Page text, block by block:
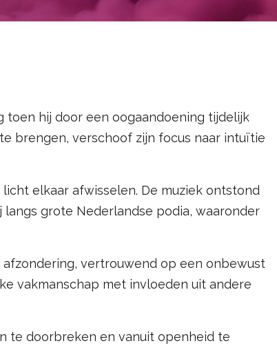
toen hij door een oogaandoening tijdelijk
brengen, verschoof zijn focus naar intuïtie
elkaar afwisselen. De muziek ontstond
grote Nederlandse podia, waaronder
vertrouwend op een onbewust
vakmanschap met invloeden uit andere
te doorbreken en vanuit openheid te